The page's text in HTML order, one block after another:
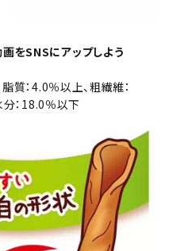
をSNSにアップしよう
質：4.0％以上、粗繊維：
分：18.0％以下